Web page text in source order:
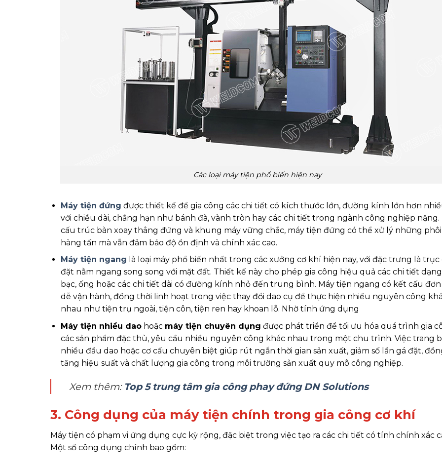
Các loại máy tiện phổ biến hiện nay
Máy tiện đứng được thiết kế để gia công các chi tiết có kích thước lớn, đường kính lớn hơn
với chiều dài, chẳng hạn như bánh đà, vành tròn hay các chi tiết trong ngành công nghiệp nặng.
cấu trúc bàn xoay thẳng đứng và khung máy vững chắc, máy tiện đứng có thể xử lý những
hàng tấn mà vẫn đảm bảo độ ổn định và chính xác cao.
Máy tiện ngang là loại máy phổ biến nhất trong các xưởng cơ khí hiện nay, với đặc trưng là
đặt nằm ngang song song với mặt đất. Thiết kế này cho phép gia công hiệu quả các chi tiết
bạc, ống hoặc các chi tiết dài có đường kính nhỏ đến trung bình. Máy tiện ngang có kết cấu đơn
dễ vận hành, đồng thời linh hoạt trong việc thay đổi dao cụ để thực hiện nhiều nguyên công
nhau như tiện trụ ngoài, tiện côn, tiện ren hay khoan lỗ. Nhờ tính ứng dụng
Máy tiện nhiều daohoặc máy tiện chuyên dụng được phát triển để tối ưu hóa quá trình gia
các sản phẩm đặc thù, yêu cầu nhiều nguyên công khác nhau trong một chu trình. Việc trang
nhiều đầu dao hoặc cơ cấu chuyên biệt giúp rút ngắn thời gian sản xuất, giảm số lần gá đặt,
tăng hiệu suất và chất lượng gia công trong môi trường sản xuất quy mô công nghiệp.
Xem thêm: Top 5 trung tâm gia công phay đứng DN Solutions
3. Công dụng của máy tiện chính trong gia công cơ khí
Máy tiện có phạm vi ứng dụng cực kỳ rộng, đặc biệt trong việc tạo ra các chi tiết có tính chính xác
Một số công dụng chính bao gồm: